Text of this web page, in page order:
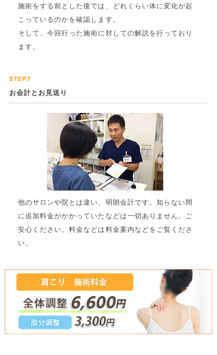
施術をする前とした後では、どれくらい体に変化が起
こっているのかを確認します。
そして、今回行った施術に対しての解説を行っており
ます。
STEP7
お会計とお見送り
他のサロンや院とは違い、明朗会計です。知らない間
に追加料金がかかっていたなどは一切ありません。ご
安心ください。料金などは料金案内などをご覧くださ
い。